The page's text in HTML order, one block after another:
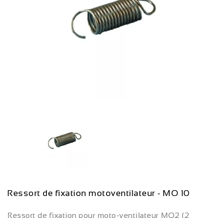
Ressort de fixation motoventilateur - MO 10
Ressort de fixation pour moto-ventilateur MO2 (2